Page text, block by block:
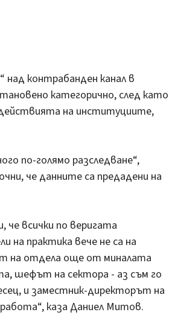
над контрабанден канал в
категорично, след като
на институциите,
по-голямо разследване“,
че данните са предадени на
всички по веригата
на практика вече не са на
на отдела още от миналата
шефът на сектора - аз съм го
и заместник-директорът на
каза Даниел Митов.